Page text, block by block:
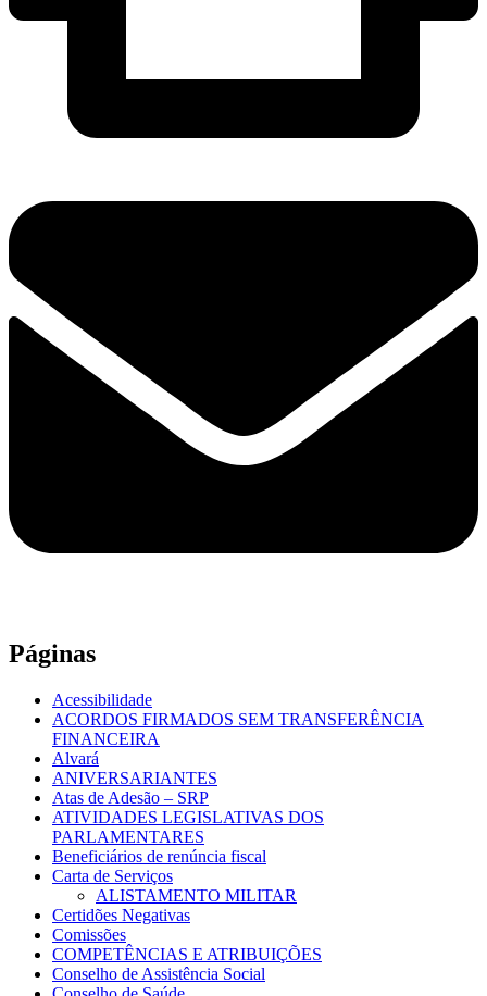
Páginas
Acessibilidade
ACORDOS FIRMADOS SEM TRANSFERÊNCIA
FINANCEIRA
Alvará
ANIVERSARIANTES
Atas de Adesão – SRP
ATIVIDADES LEGISLATIVAS DOS
PARLAMENTARES
Beneficiários de renúncia fiscal
Carta de Serviços
ALISTAMENTO MILITAR
Certidões Negativas
Comissões
COMPETÊNCIAS E ATRIBUIÇÕES
Conselho de Assistência Social